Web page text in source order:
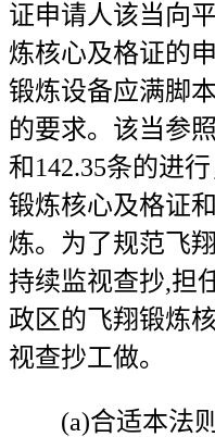
证申请人该当向
炼核心及格证的
锻炼设备应满脚
的要求。该当参
和142.35条的进
锻炼核心及格证
炼。为了规范飞
持续监视查抄,担
政区的飞翔锻炼
视查抄工做。
(a)合适本法则